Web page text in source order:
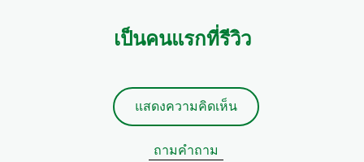
เป็นคนแรกที่รีวิว
แสดงความคิดเห็น
ถามคำถาม